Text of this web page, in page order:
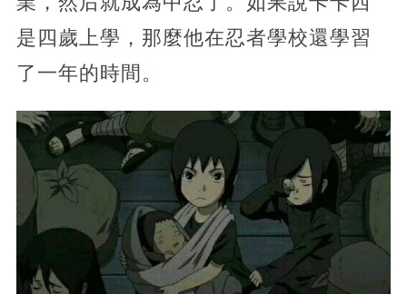
是四歲上學，那麼他在忍者學校還學習
了一年的時間。